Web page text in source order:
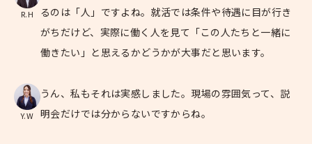
R.H
るのは「人」ですよね。就活では条件や待遇に目が行き
がちだけど、実際に働く人を見て「この人たちと一緒に
働きたい」と思えるかどうかが大事だと思います。
Y.W
うん、私もそれは実感しました。現場の雰囲気って、説
明会だけでは分からないですからね。